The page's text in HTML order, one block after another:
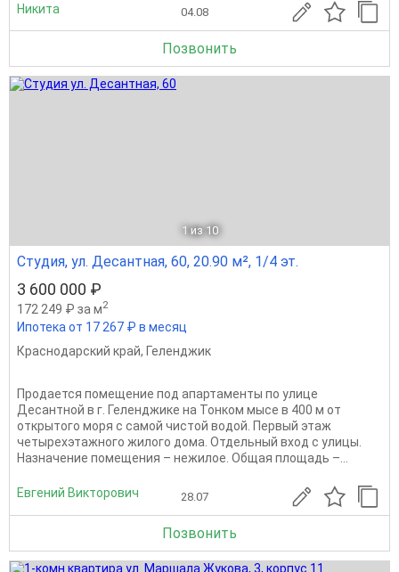
Никита 04.08
Позвонить
1 из 10
Студия, ул. Десантная, 60, 20.90 м², 1/4 эт.
3 600 000 ₽
172 249 ₽ за м2
Ипотека от 17 267 ₽ в месяц
Краснодарский край, Геленджик
Продается помещение под апартаменты по улице
Десантной в г. Геленджике на Тонком мысе в 400 м от
открытого моря с самой чистой водой. Первый этаж
четырехэтажного жилого дома. Отдельный вход с улицы.
Назначение помещения – нежилое. Общая площадь –...
Евгений Викторович 28.07
Позвонить